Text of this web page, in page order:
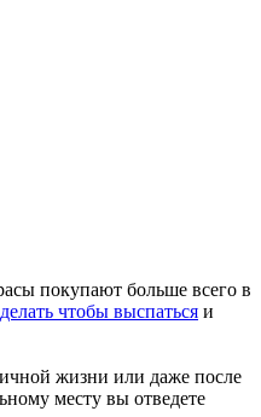
покупают больше всего в
чтобы выспаться и
жизни или даже после
месту вы отведете